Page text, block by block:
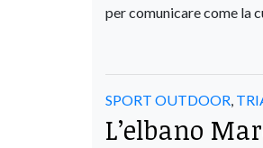
per comunicare come la
SPORT OUTDOOR
L’elbano